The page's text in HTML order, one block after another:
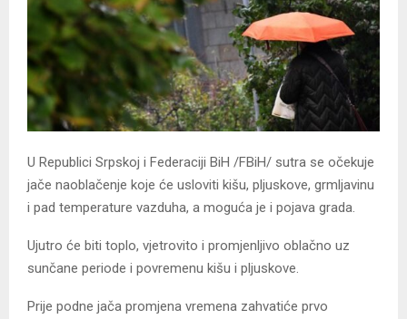
U Republici Srpskoj i Federaciji BiH /FBiH/ sutra se očekuje
jače naoblačenje koje će usloviti kišu, pljuskove, grmljavinu
i pad temperature vazduha, a moguća je i pojava grada.
Ujutro će biti toplo, vjetrovito i promjenljivo oblačno uz
sunčane periode i povremenu kišu i pljuskove.
Prije podne jača promjena vremena zahvatiće prvo